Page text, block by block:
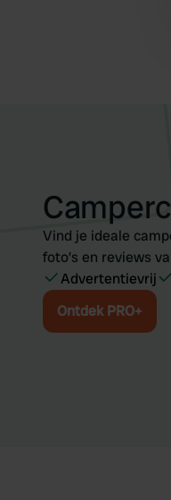
Vind je ideale
foto’s en reviews
Advertentievrij
Ontdek PRO+